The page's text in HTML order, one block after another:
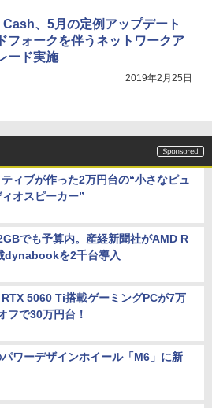
、5月の定例アップデート
フォークを伴うネットワークア
ード実施
2019年2月25日
ィブが作った2万円台の“小さなピュ
オスピーカー”
でも予算内。産経新聞社がAMD R
dynabookを2千台導入
5060 Ti搭載ゲーミングPCが7万
フで30万円台！
パワーデザインホイール「M6」に新